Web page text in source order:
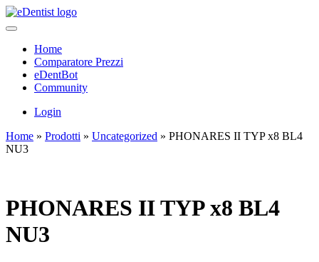
Home
Comparatore Prezzi
eDentBot
Community
Login
Home » Prodotti » Uncategorized » PHONARES II TYP x8 BL4
NU3
PHONARES II TYP x8 BL4
NU3